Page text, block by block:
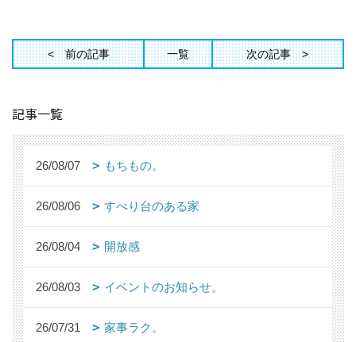
前の記事 一覧 次の記事
記事一覧
26/08/07 もちもの。
26/08/06 すべり台のある家
26/08/04 開放感
26/08/03 イベントのお知らせ。
26/07/31 家事ラク。